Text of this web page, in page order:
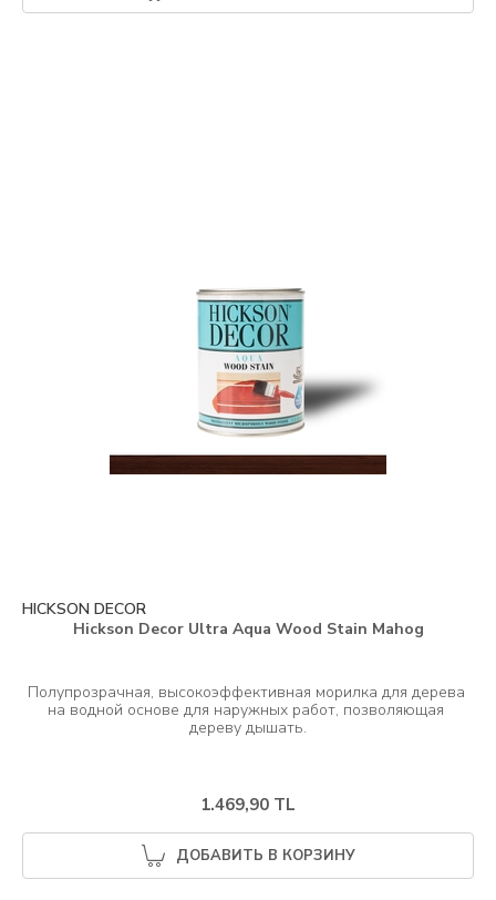
HICKSON DECOR
Hickson Decor Ultra Aqua Wood Stain Mahog
Полупрозрачная, высокоэффективная морилка для дерева
на водной основе для наружных работ, позволяющая
1.469,90 TL
ДОБАВИТЬ В КОРЗИНУ